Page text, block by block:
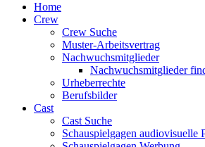
Home
Crew
Crew Suche
Muster-Arbeitsvertrag
Nachwuchsmitglieder
Nachwuchsmitglieder
Urheberrechte
Berufsbilder
Cast
Cast Suche
Schauspielgagen audiovisuelle